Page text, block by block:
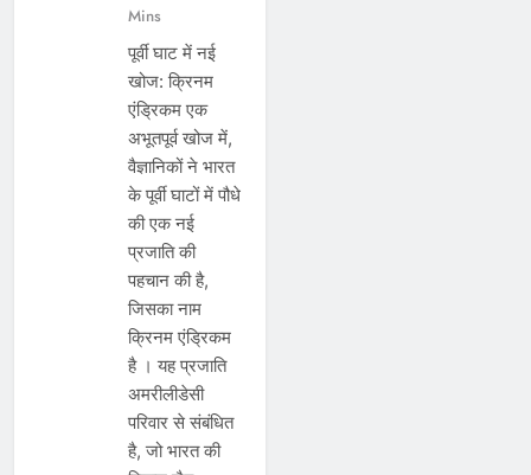
Mins
पूर्वी घाट में नई
खोज: क्रिनम
एंड्रिकम एक
अभूतपूर्व खोज में,
वैज्ञानिकों ने भारत
के पूर्वी घाटों में पौधे
की एक नई
प्रजाति की
पहचान की है,
जिसका नाम
क्रिनम एंड्रिकम
है । यह प्रजाति
अमरीलीडेसी
परिवार से संबंधित
है, जो भारत की